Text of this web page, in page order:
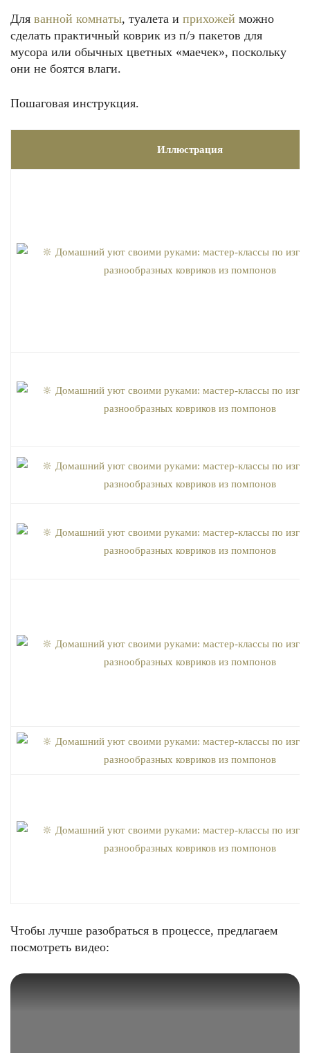
Для ванной комнаты, туалета и прихожей можно
сделать практичный коврик из п/э пакетов для
мусора или обычных цветных «маечек», поскольку
они не боятся влаги.
Пошаговая инструкция.
Иллюстрация
Чтобы лучше разобраться в процессе, предлагаем
посмотреть видео: